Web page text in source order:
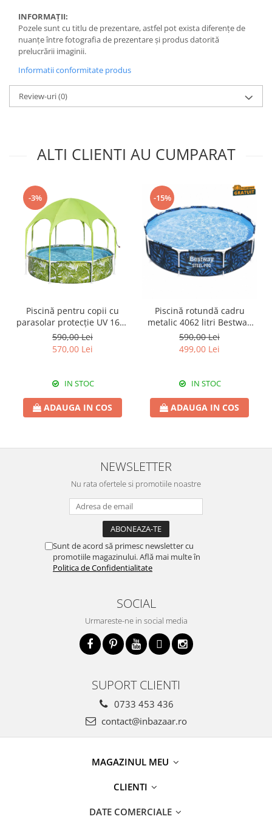
INFORMAȚII:
Pozele sunt cu titlu de prezentare, astfel pot exista diferențe de
nuanțe între fotografia de prezentare și produs datorită
prelucrării imaginii.
Informatii conformitate produs
Review-uri(0)
ALTI CLIENTI AU CUMPARAT
-3%
Piscină pentru copii cu
parasolar protecție UV 1688
litri Bestway 244x51 cm
590,00 Lei
570,00 Lei
IN STOC
ADAUGA IN COS
-15%
Piscină rotundă cadru
metalic 4062 litri Bestway
Steel Pro Max 305x66 cm
590,00 Lei
499,00 Lei
IN STOC
ADAUGA IN COS
NEWSLETTER
Nu rata ofertele si promotiile noastre
Sunt de acord să primesc newsletter cu
promotiile magazinului. Află mai multe în
Politica de Confidentialitate
SOCIAL
Urmareste-ne in social media
SUPORT CLIENTI
0733 453 436
contact@inbazaar.ro
MAGAZINUL MEU
CLIENTI
DATE COMERCIALE